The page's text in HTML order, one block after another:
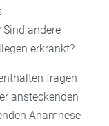
andere
erkrankt?
fragen
ansteckenden
Anamnese